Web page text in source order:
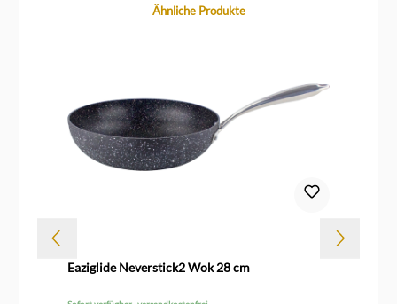
Produktgalerie überspringenÄhnliche Produkte
Eaziglide Neverstick2 Wok 28 cm